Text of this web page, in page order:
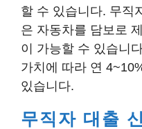
할 수 있습니다. 무직
은 자동차를 담보로
이 가능할 수 있습니
가치에 따라 연
있습니다.
무직자 대출